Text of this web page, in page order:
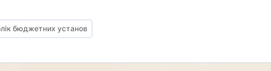
бюджетних установ